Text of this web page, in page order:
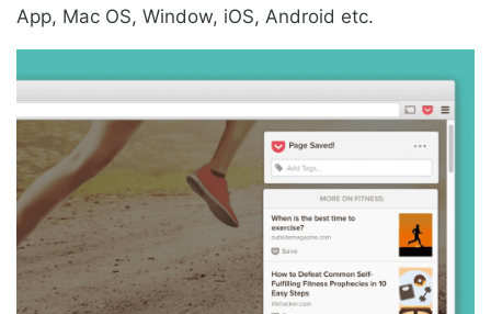
App, Mac OS, Window, iOS, Android etc.